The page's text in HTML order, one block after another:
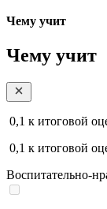
Чему учит
Чему учит
0,1 к итоговой
0,1 к итоговой
Воспитательно-